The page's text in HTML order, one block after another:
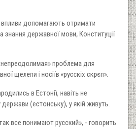
впливи допомагають отримати
знання державної мови, Конституції
проблема для
щелепи і носіїв «русскіх скрєп».
в Естонії, навіть не
(естонську), у якій живуть.
все понимают русский», - говорить